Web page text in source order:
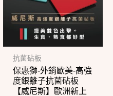
抗菌砧板
保惠獅-外銷歐美-高強
度銀離子抗菌砧板
【威尼斯】歐洲新上
多
種
款
可
在